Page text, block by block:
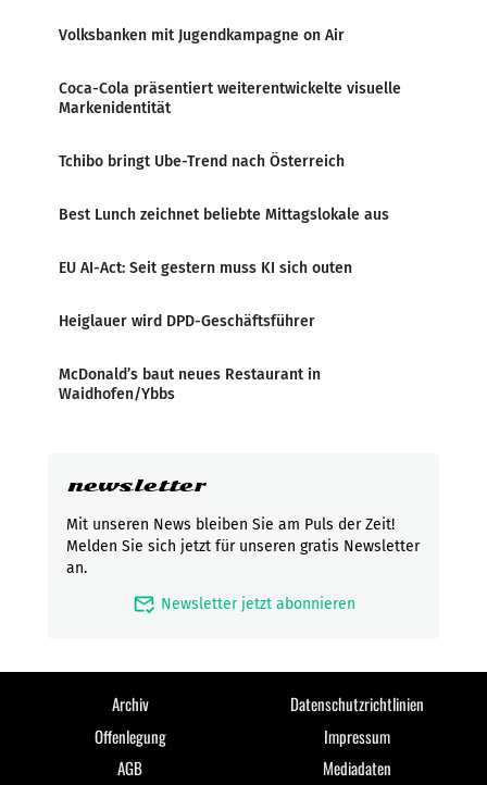
Volksbanken mit Jugendkampagne on Air
Coca-Cola präsentiert weiterentwickelte visuelle
Markenidentität
Tchibo bringt Ube-Trend nach Österreich
Best Lunch zeichnet beliebte Mittagslokale aus
EU AI-Act: Seit gestern muss KI sich outen
Heiglauer wird DPD-Geschäftsführer
McDonald’s baut neues Restaurant in
Waidhofen/Ybbs
newsletter
Mit unseren News bleiben Sie am Puls der Zeit!
Melden Sie sich jetzt für unseren gratis Newsletter
an.
mark_email_read Newsletter jetzt abonnieren
Archiv
Datenschutzrichtlinien
Offenlegung
Impressum
AGB
Mediadaten